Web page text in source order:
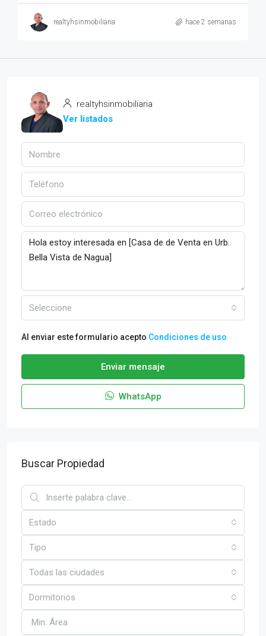
realtyhsinmobiliaria hace 2 semanas
realtyhsinmobiliaria
Ver listados
Seleccione
Al enviar este formulario acepto Condiciones de uso
Enviar mensaje
WhatsApp
Buscar Propiedad
Estado
Tipo
Todas las ciudades
Dormitorios